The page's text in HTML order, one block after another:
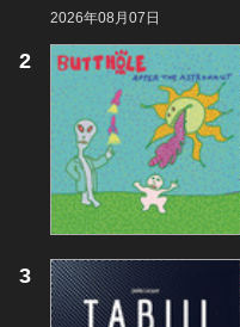
2026年08月07日